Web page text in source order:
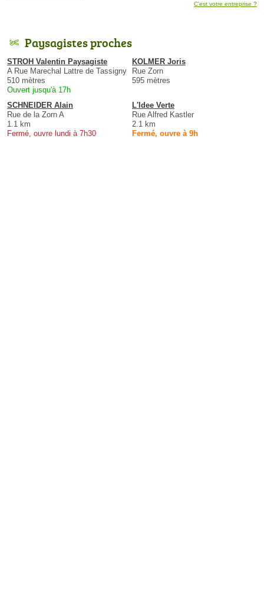
C'est votre entreprise ?
Paysagistes proches
STROH Valentin Paysagiste
A Rue Marechal Lattre de Tassigny
510 mètres
Ouvert jusqu'à 17h
KOLMER Joris
Rue Zorn
595 mètres
SCHNEIDER Alain
Rue de la Zorn A
1.1 km
Fermé, ouvre lundi à 7h30
L'Idee Verte
Rue Alfred Kastler
2.1 km
Fermé, ouvre à 9h